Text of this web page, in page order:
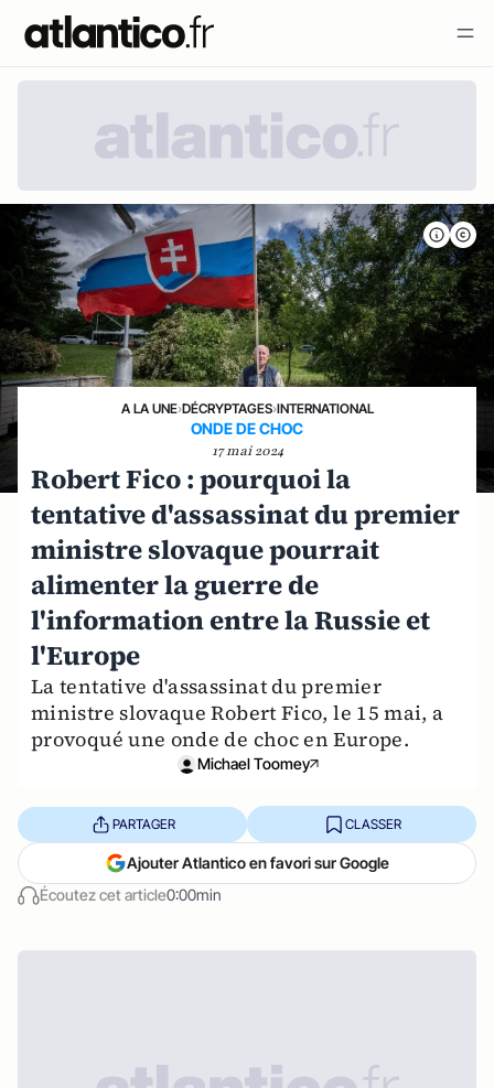
A LA UNE›DÉCRYPTAGES›INTERNATIONAL
ONDE DE CHOC
17 mai 2024
Robert Fico : pourquoi la
tentative d'assassinat du premier
ministre slovaque pourrait
alimenter la guerre de
l'information entre la Russie et
l'Europe
La tentative d'assassinat du premier
ministre slovaque Robert Fico, le 15 mai, a
provoqué une onde de choc en Europe.
Michael Toomey
Écoutez cet article0:00min
PARTAGER CLASSER
Ajouter Atlantico en favori sur Google